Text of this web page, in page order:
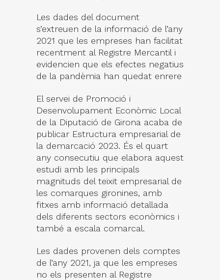
Les dades del document
s’extreuen de la informació de l’any
2021 que les empreses han facilitat
recentment al Registre Mercantil i
evidencien que els efectes negatius
de la pandèmia han quedat enrere
El servei de Promoció i
Desenvolupament Econòmic Local
de la Diputació de Girona acaba de
publicar Estructura empresarial de
la demarcació 2023. És el quart
any consecutiu que elabora aquest
estudi amb les principals
magnituds del teixit empresarial de
les comarques gironines, amb
fitxes amb informació detallada
dels diferents sectors econòmics i
també a escala comarcal.
Les dades provenen dels comptes
de l’any 2021, ja que les empreses
no els presenten al Registre